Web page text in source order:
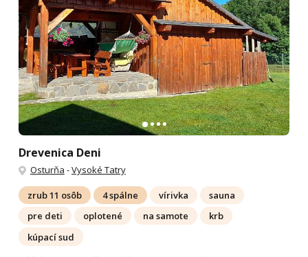
Drevenica Deni
Osturňa -Vysoké Tatry
zrub 11 osôb 4 spálne vírivka
sauna
pre deti
oplotené na samote
krb
kúpací sud